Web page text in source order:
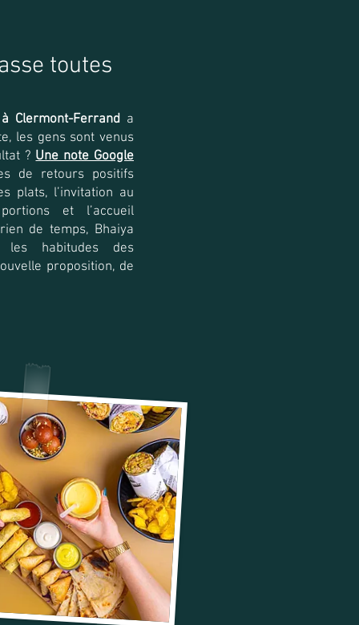
toutes
Clermont-Ferrand a
les gens sont venus
? Une note Google
de retours positifs
plats, l’invitation au
et l’accueil
de temps, Bhaiya
les habitudes des
proposition, de